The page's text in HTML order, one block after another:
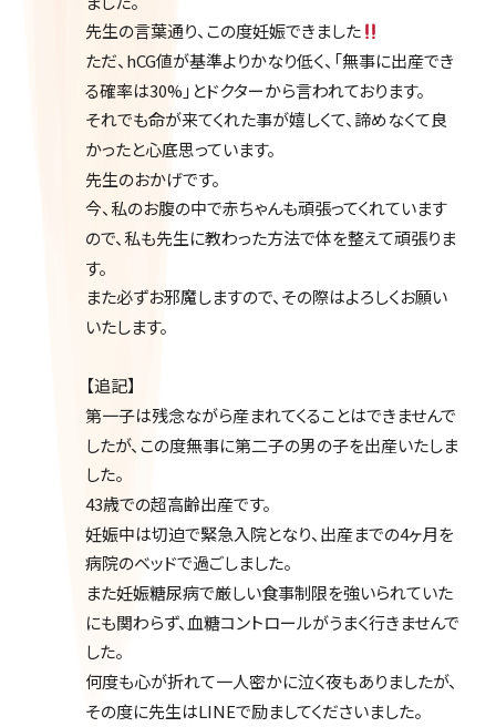
先生の言葉通り、この度妊娠できました
ただ、hCG値が基準よりかなり低く、「無事に出産でき
る確率は30%」とドクターから言われております。
それでも命が来てくれた事が嬉しくて、諦めなくて良
かったと心底思っています。
先生のおかげです。
今、私のお腹の中で赤ちゃんも頑張ってくれています
ので、私も先生に教わった方法で体を整えて頑張りま
す。
また必ずお邪魔しますので、その際はよろしくお願い
いたします。
【追記】
第一子は残念ながら産まれてくることはできませんで
したが、この度無事に第二子の男の子を出産いたしま
した。
43歳での超高齢出産です。
妊娠中は切迫で緊急入院となり、出産までの4ヶ月を
病院のベッドで過ごしました。
また妊娠糖尿病で厳しい食事制限を強いられていた
にも関わらず、血糖コントロールがうまく行きませんで
した。
何度も心が折れて一人密かに泣く夜もありましたが、
その度に先生はLINEで励ましてくださいました。